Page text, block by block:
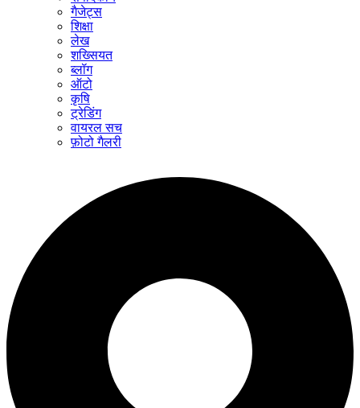
गैजेट्स
शिक्षा
लेख
शख्सियत
ब्लॉग
ऑटो
कृषि
ट्रेडिंग
वायरल सच
फ़ोटो गैलरी